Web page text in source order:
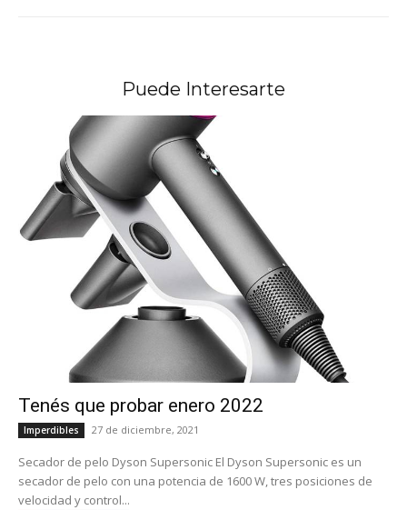
Puede Interesarte
Tenés que probar enero 2022
Imperdibles 27 de diciembre, 2021
Secador de pelo Dyson Supersonic El Dyson Supersonic es un
secador de pelo con una potencia de 1600 W, tres posiciones de
velocidad y control...